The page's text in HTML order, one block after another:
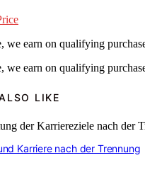
we earn on qualifying
we earn on qualifying
LIKE
Karriere nach der Trennung